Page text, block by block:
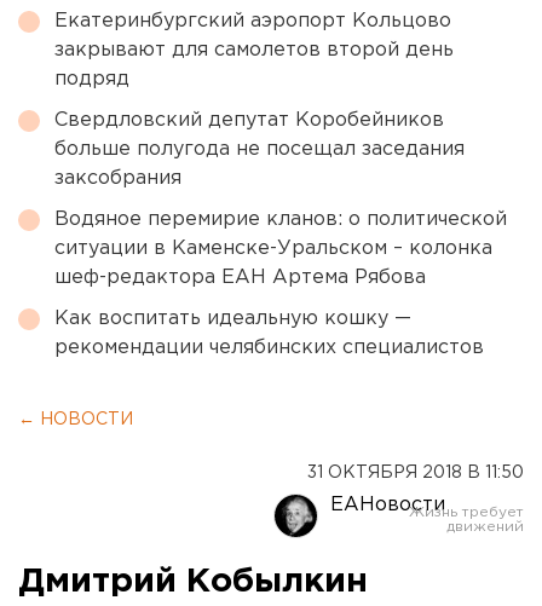
Екатеринбургский аэропорт Кольцово
закрывают для самолетов второй день
подряд
Свердловский депутат Коробейников
больше полугода не посещал заседания
заксобрания
Водяное перемирие кланов: о политической
ситуации в Каменске-Уральском – колонка
шеф-редактора ЕАН Артема Рябова
Как воспитать идеальную кошку —
рекомендации челябинских специалистов
← НОВОСТИ
31 ОКТЯБРЯ 2018 В 11:50
ЕАНовости
Дмитрий Кобылкин